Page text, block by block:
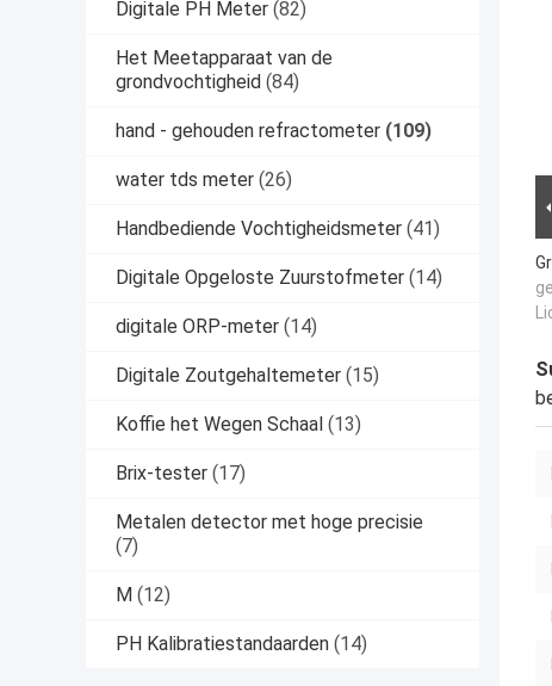
Digitale PH Meter (82)
Het Meetapparaat van de
grondvochtigheid (84)
hand - gehouden refractometer (109)
water tds meter (26)
Handbediende Vochtigheidsmeter (41)
Digitale Opgeloste Zuurstofmeter (14)
digitale ORP-meter (14)
Digitale Zoutgehaltemeter (15)
Koffie het Wegen Schaal (13)
Brix-tester (17)
Metalen detector met hoge precisie
(7)
M (12)
PH Kalibratiestandaarden (14)